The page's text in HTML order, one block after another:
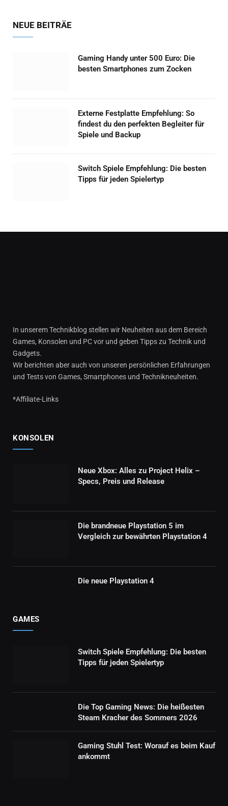
NEUE BEITRÄE
Gaming Handy unter 500 Euro: Die
besten Smartphones zum Zocken
Externe Festplatte Empfehlung: So
findest du den perfekten Begleiter für
Spiele und Backup
Switch Spiele Empfehlung: Die besten
Tipps für jeden Spielertyp
In unserem Technikblog stellen wir Neuheiten aus dem Bereich
Games, Konsolen und PC vor und geben Tipps zu Technik und
Gadgets.
Wir berichten aber auch von unseren persönlichen Erfahrungen
und Tests von Games, Smartphones und Technikneuheiten.
*Affiliate-Links
KONSOLEN
Neue Xbox: Alles zu Project Helix –
Specs, Preis und Release
Die brandneue Playstation 5 im
Vergleich zur bewährten Playstation 4
Die neue Playstation 4
GAMES
Switch Spiele Empfehlung: Die besten
Tipps für jeden Spielertyp
Die Top Gaming News: Die heißesten
Steam Kracher des Sommers 2026
Gaming Stuhl Test: Worauf es beim Kauf
ankommt